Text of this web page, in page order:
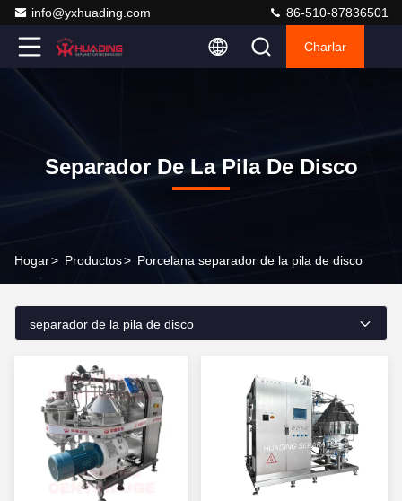
info@yxhuading.com 86-510-87836501
Charlar
Separador De La Pila De Disco
Hogar> Productos> Porcelana separador de la pila de disco
separador de la pila de disco